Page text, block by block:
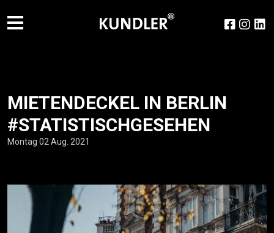
MIETENDECKEL IN BERLIN
#STATISTISCH­GESEHEN
Montag 02 Aug. 2021